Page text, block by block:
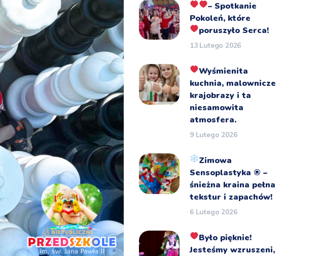
– Spotkanie
Pokoleń, które
poruszyło Serca!
13 Lutego 2026
Wyśmienita
kuchnia, malownicze
krajobrazy i ta
niesamowita
atmosfera.
9 Lutego 2026
Zimowa
Sensoplastyka ®️ –
śnieżna kraina pełna
tekstur i zapachów!
6 Lutego 2026
Było pięknie!
Jesteśmy wzruszeni,